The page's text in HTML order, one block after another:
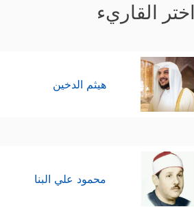
اختر القاريء
هيثم الدخين
محمود علي البنا